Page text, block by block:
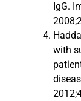
IgG.
with